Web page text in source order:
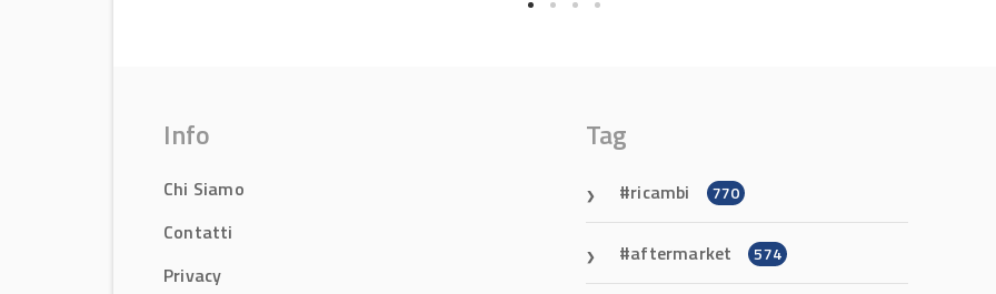
Info
Chi Siamo
Contatti
Privacy
Tag
ricambi 770
aftermarket 574